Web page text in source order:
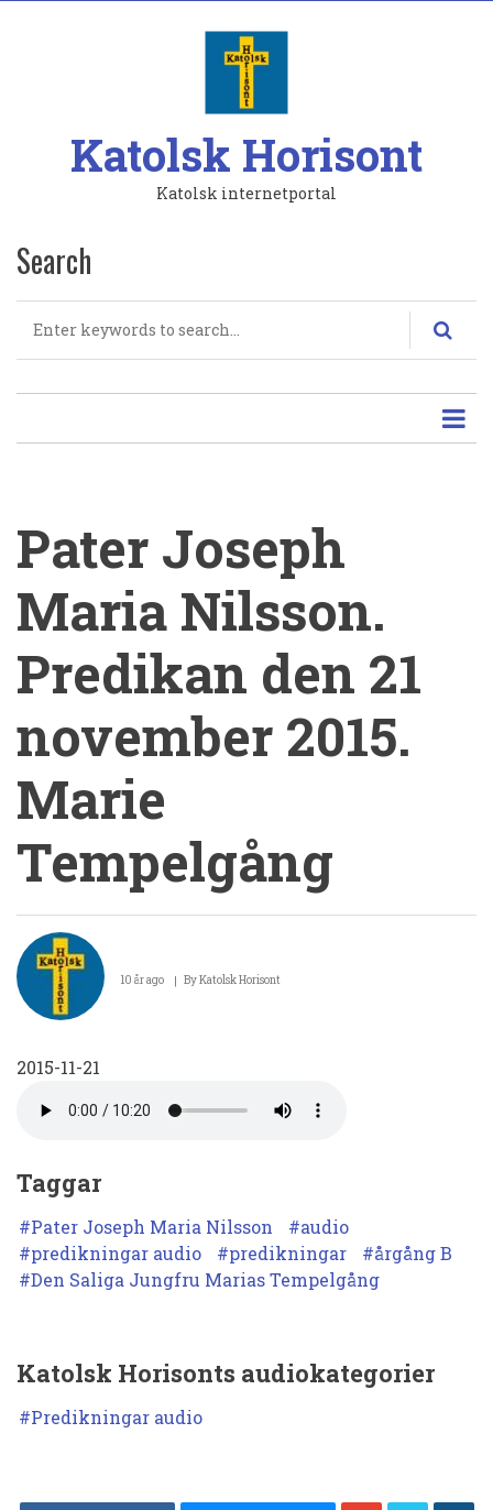
Katolsk Horisont
Katolsk internetportal
Search
Pater Joseph
Maria Nilsson.
Predikan den 21
november 2015.
Marie
Tempelgång
Pater
Joseph
Maria
Predikan
den
november
2015.
Marie
Tempelgång
10 år ago ByKatolsk Horisont
2015-11-21
Taggar
Pater Joseph Maria Nilsson
audio
predikningar audio
predikningar
årgång B
Den Saliga Jungfru Marias Tempelgång
Katolsk Horisonts audiokategorier
Predikningar audio